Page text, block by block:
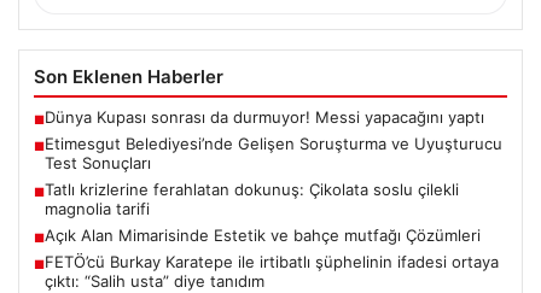
Son Eklenen Haberler
■Dünya Kupası sonrası da durmuyor! Messi yapacağını yaptı
■Etimesgut Belediyesi’nde Gelişen Soruşturma ve Uyuşturucu
Test Sonuçları
■Tatlı krizlerine ferahlatan dokunuş: Çikolata soslu çilekli
magnolia tarifi
■Açık Alan Mimarisinde Estetik ve bahçe mutfağı Çözümleri
■FETÖ’cü Burkay Karatepe ile irtibatlı şüphelinin ifadesi ortaya
çıktı: “Salih usta” diye tanıdım